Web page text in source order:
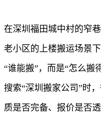
在深圳福田城中村的窄
老小区的上楼搬运场景
“谁能搬”，而是“怎么搬
搜索“深圳搬家公司”时
质是否完备、报价是否